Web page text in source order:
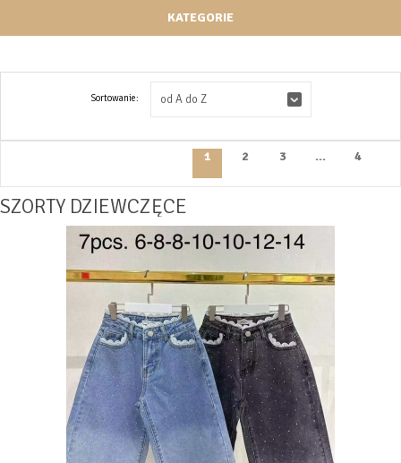
KATEGORIE
Sortowanie: od A do Z
1 2 3 ... 4
SZORTY DZIEWCZĘCE